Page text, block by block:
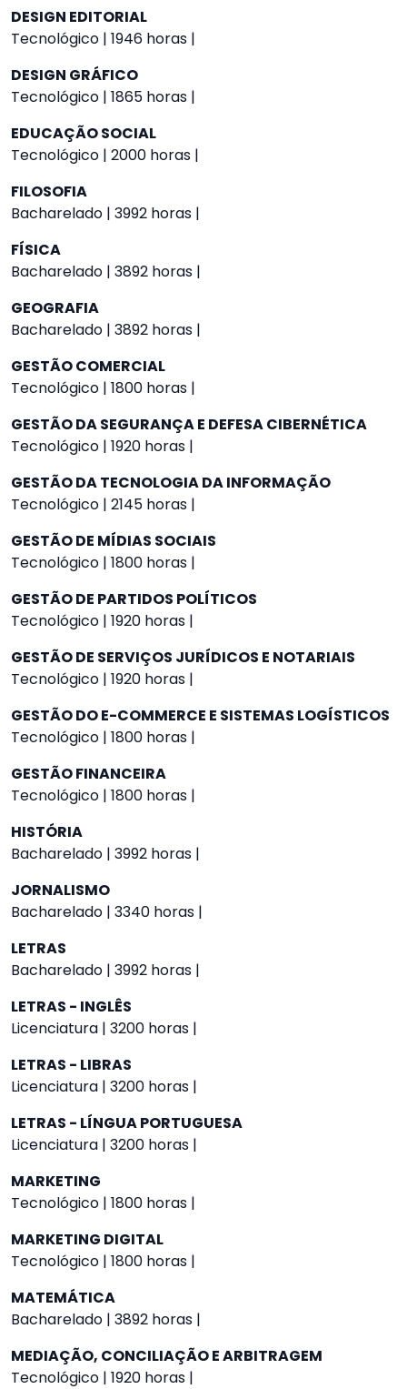
DESIGN EDITORIAL
Tecnológico | 1946 horas |
DESIGN GRÁFICO
Tecnológico | 1865 horas |
EDUCAÇÃO SOCIAL
Tecnológico | 2000 horas |
FILOSOFIA
Bacharelado | 3992 horas |
FÍSICA
Bacharelado | 3892 horas |
GEOGRAFIA
Bacharelado | 3892 horas |
GESTÃO COMERCIAL
Tecnológico | 1800 horas |
GESTÃO DA SEGURANÇA E DEFESA CIBERNÉTICA
Tecnológico | 1920 horas |
GESTÃO DA TECNOLOGIA DA INFORMAÇÃO
Tecnológico | 2145 horas |
GESTÃO DE MÍDIAS SOCIAIS
Tecnológico | 1800 horas |
GESTÃO DE PARTIDOS POLÍTICOS
Tecnológico | 1920 horas |
GESTÃO DE SERVIÇOS JURÍDICOS E NOTARIAIS
Tecnológico | 1920 horas |
GESTÃO DO E-COMMERCE E SISTEMAS LOGÍSTICOS
Tecnológico | 1800 horas |
GESTÃO FINANCEIRA
Tecnológico | 1800 horas |
HISTÓRIA
Bacharelado | 3992 horas |
JORNALISMO
Bacharelado | 3340 horas |
LETRAS
Bacharelado | 3992 horas |
LETRAS - INGLÊS
Licenciatura | 3200 horas |
LETRAS - LIBRAS
Licenciatura | 3200 horas |
LETRAS - LÍNGUA PORTUGUESA
Licenciatura | 3200 horas |
MARKETING
Tecnológico | 1800 horas |
MARKETING DIGITAL
Tecnológico | 1800 horas |
MATEMÁTICA
Bacharelado | 3892 horas |
MEDIAÇÃO, CONCILIAÇÃO E ARBITRAGEM
Tecnológico | 1920 horas |